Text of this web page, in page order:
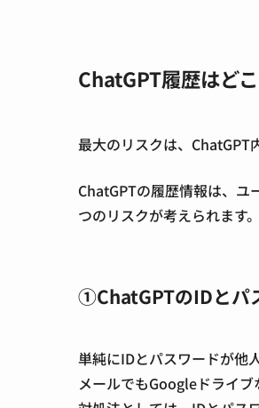
ChatGPT履歴はど
最大のリスクは、ChatGPT
ChatGPTの履歴情報は、ユ
つのリスクが考えられます。
①ChatGPTのIDとパ
単純にIDとパスワードが他
メールでもGoogleドライブ